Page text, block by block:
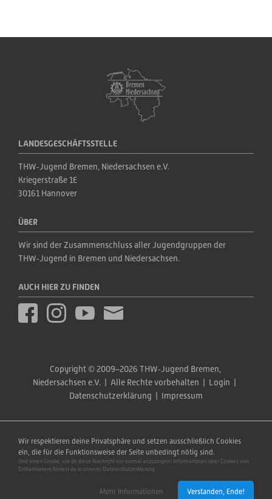
LANDESGESCHÄFTSSTELLE
THW‑Jugend Bremen, Niedersachsen e.V.
Kriegerstraße 1E
30161 Hannover
ÜBER
Wir sind der Zusammenschluss aller Jugendgruppen der
THW‑Jugend in Bremen und Niedersachsen.
AUCH HIER ZU FINDEN
Copyright © 2009–2026 THW‑Jugend Bremen,
Niedersachsen e.V.  |  Alle Rechte vorbehalten  | Login
Datenschutzerklärung
Impressum
Wir respektieren deine Privatsphäre und setzen ausschließlich Cookies
ein, die für die Funktionsweise der Seite unbedingt nötig sind.
Und einen Cookie, um dir diese Nachricht nur einmal anzuzeigen! Informationen über Cookies von
Drittanbietern findest du in unserer Datenschutzerklärung.
Mehr Informationen Verstanden, Ende!